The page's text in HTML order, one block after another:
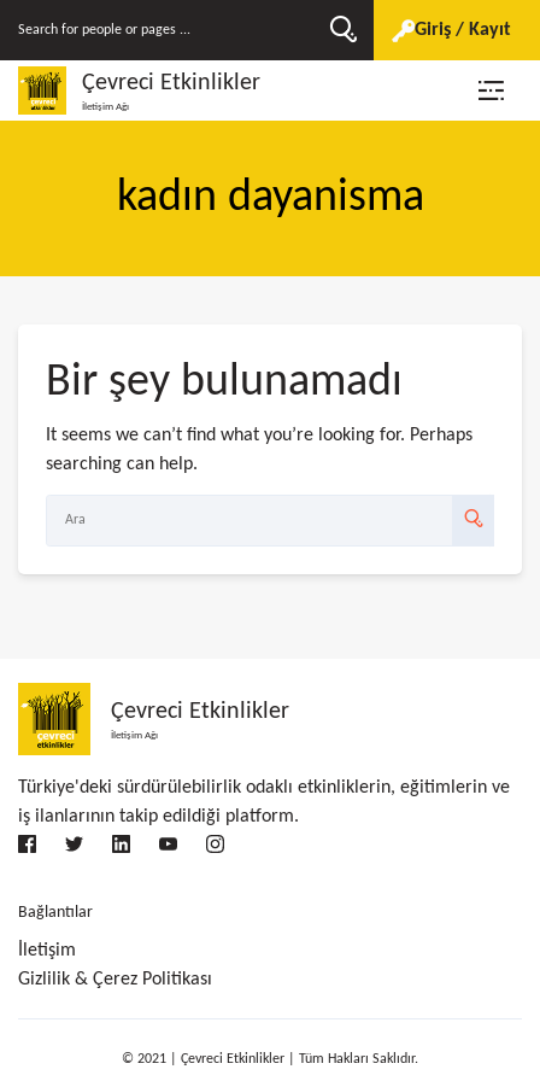
Giriş / Kayıt
Çevreci Etkinlikler
İletişim Ağı
kadın dayanisma
Bir şey bulunamadı
It seems we can’t find what you’re looking for. Perhaps
searching can help.
Çevreci Etkinlikler
İletişim Ağı
Türkiye'deki sürdürülebilirlik odaklı etkinliklerin, eğitimlerin ve
iş ilanlarının takip edildiği platform.
Bağlantılar
İletişim
Gizlilik & Çerez Politikası
© 2021 | Çevreci Etkinlikler | Tüm Hakları Saklıdır.